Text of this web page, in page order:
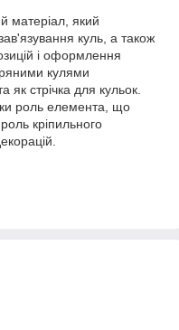
матеріал, який
куль, а також
і оформлення
кулями
як стрічка для кульок.
роль елемента, що
кріпильного